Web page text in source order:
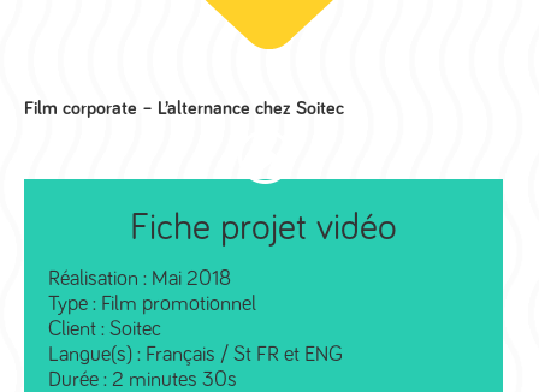
Film corporate – L’alternance chez Soitec
Fiche projet vidéo
Réalisation : Mai 2018
Type : Film promotionnel
Client : Soitec
Langue(s) : Français / St FR et ENG
Durée : 2 minutes 30s